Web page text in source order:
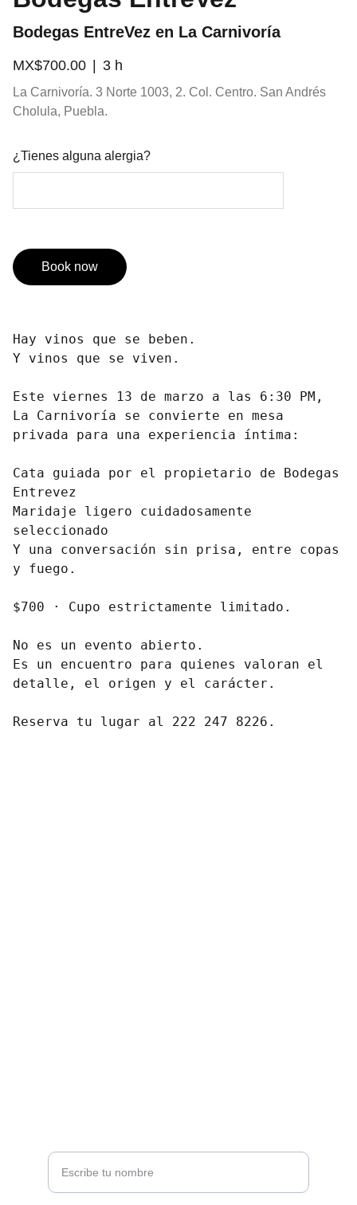
Bodegas EntreVez en La Carnivoría
MX$700.00 3 h
La Carnivoría. 3 Norte 1003, 2. Col. Centro. San Andrés
Cholula, Puebla.
¿Tienes alguna alergia?
Book now
Hay vinos que se beben.
Y vinos que se viven.
Este viernes 13 de marzo a las 6:30 PM,
La Carnivoría se convierte en mesa
privada para una experiencia íntima:
Cata guiada por el propietario de Bodegas
Entrevez
Maridaje ligero cuidadosamente
seleccionado
Y una conversación sin prisa, entre copas
y fuego.
$700 · Cupo estrictamente limitado.
No es un evento abierto.
Es un encuentro para quienes valoran el
detalle, el origen y el carácter.
Reserva tu lugar al 222 247 8226.